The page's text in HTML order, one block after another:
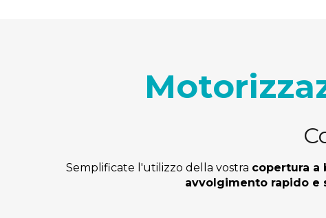
Semplificate l'utilizzo della vostra copertura a
avvolgimento rapido e